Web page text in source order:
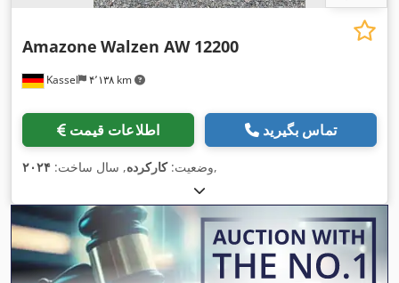
Kassel ۴٬۱۳۸ km
Amazone Walzen AW 12200
اطلاعات قیمت تماس بگیرید
وضعیت:کارکرده, سال ساخت: ۲۰۲۴ ,